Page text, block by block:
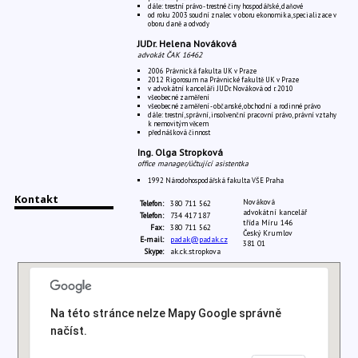
dále: trestní právo - trestné činy hospodářské, daňové
od roku 2003 soudní znalec v oboru ekonomika, specializace v
oboru daně a odvody
JUDr. Helena Nováková
advokát ČAK 16462
2006 Právnická fakulta UK v Praze
2012 Rigorosum na Právnické fakultě UK v Praze
v advokátní kanceláři JUDr. Nováková od r. 2010
všeobecné zaměření
všeobecné zaměření - občanské, obchodní a rodinné právo
dále: trestní, správní, insolvenční pracovní právo, právní vztahy
k nemovitým věcem
přednášková činnost
Ing. Olga Stropková
office manager/účtující asistentka
1992 Národohospodářská fakulta VŠE Praha
Kontakt Telefon:
380 711 562
Telefon:
734 417 187
Fax:
380 711 562
E-mail:
padak@padak.cz
Skype:
ak.ck.stropkova
Nováková
advokátní kancelář
třída Míru 146
Český Krumlov
381 01
Na této stránce nelze Mapy Google správně
načíst.